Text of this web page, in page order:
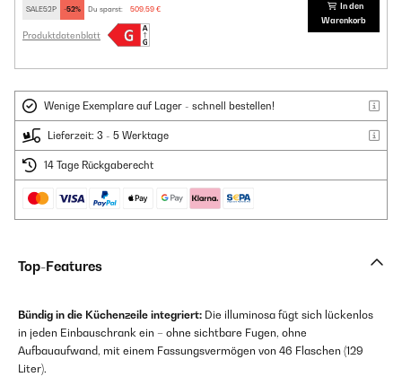
SALE52P -52% Du sparst: 509,59 €
Produktdatenblatt
In den
Warenkorb
Wenige Exemplare auf Lager - schnell bestellen!
Lieferzeit: 3 - 5 Werktage
14 Tage Rückgaberecht
Top-Features
Bündig in die Küchenzeile integriert: Die illuminosa fügt sich lückenlos
in jeden Einbauschrank ein – ohne sichtbare Fugen, ohne
Aufbauaufwand, mit einem Fassungsvermögen von 46 Flaschen (129
Liter).